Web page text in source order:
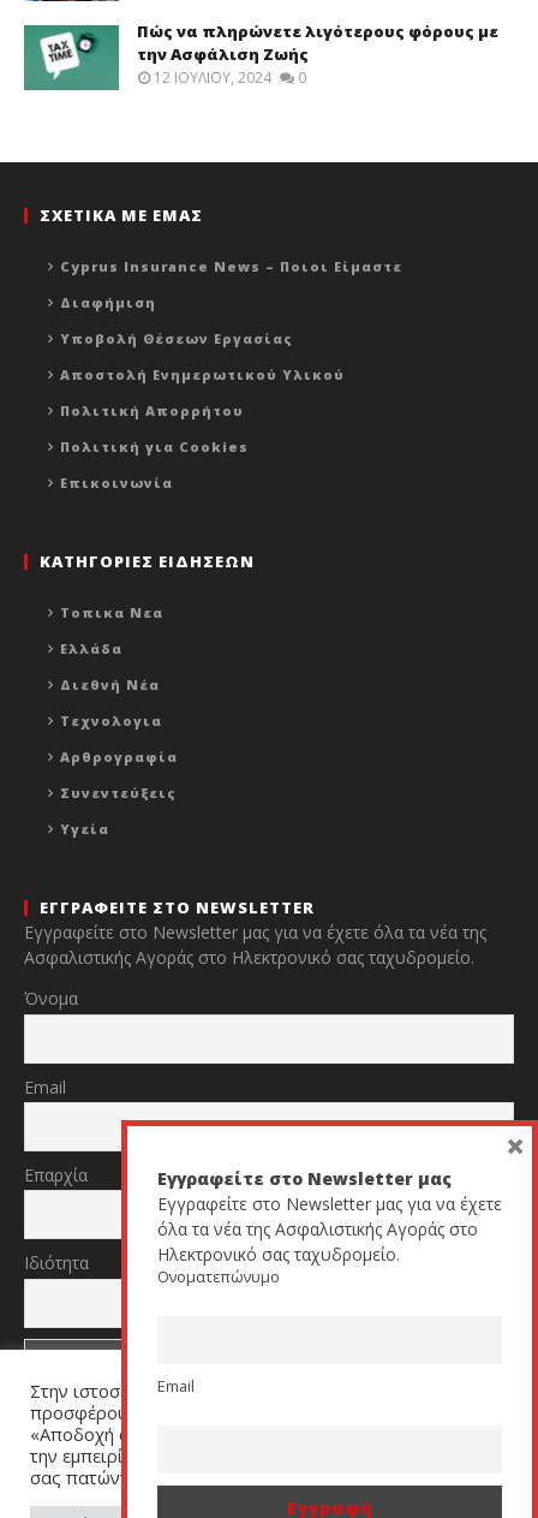
Πώς να πληρώνετε λιγότερους φόρους με
την Ασφάλιση Ζωής
12 ΙΟΥΛΊΟΥ, 2024 0
ΣΧΕΤΙΚΑ ΜΕ ΕΜΑΣ
Cyprus Insurance News – Ποιοι Είμαστε
Διαφήμιση
Υποβολή Θέσεων Εργασίας
Αποστολή Ενημερωτικού Υλικού
Πολιτική Απορρήτου
Πολιτική για Cookies
Επικοινωνία
ΚΑΤΗΓΟΡΙΕΣ ΕΙΔΗΣΕΩΝ
Τοπικα Νεα
Ελλάδα
Διεθνή Νέα
Τεχνολογια
Αρθρογραφία
Συνεντεύξεις
Υγεία
ΕΓΓΡΑΦΕΙΤΕ ΣΤΟ NEWSLETTER
Εγγραφείτε στο Newsletter μας για να έχετε όλα τα νέα της
Ασφαλιστικής Αγοράς στο Ηλεκτρονικό σας ταχυδρομείο.
Όνομα
Email
Επαρχία
Ιδιότητα
TikTok
YouTube
All Rights Reserved by cyprusinsurancenews.com
Στην ιστοσελίδα μας χρησιμοποιούμε cookies για να σας
προσφέρουμε μία εξατομικευμένη εμπειρία. Πατήστε
«Αποδοχή όλων» για να μας βοηθήσετε να βελτιώσουμε
την εμπειρία σας. Μπορείτε να αλλάξετε τις ρυθμίσεις
σας πατώντας στον σύνδεσμο (link) «Ρυθμίσεις Cookies».
Εγγραφείτε στο Newsletter μας
Εγγραφείτε στο Newsletter μας για να έχετε
όλα τα νέα της Ασφαλιστικής Αγοράς στο
Ηλεκτρονικό σας ταχυδρομείο.
Ονοματεπώνυμο
Email
×